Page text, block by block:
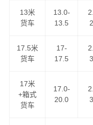
1、低价格、高服务：
2、高速往返，自由车
13米
货车
13.0-
13.5
17.5米
货车
17-
17.5
17米
+箱式
货车
17.0-
20.0